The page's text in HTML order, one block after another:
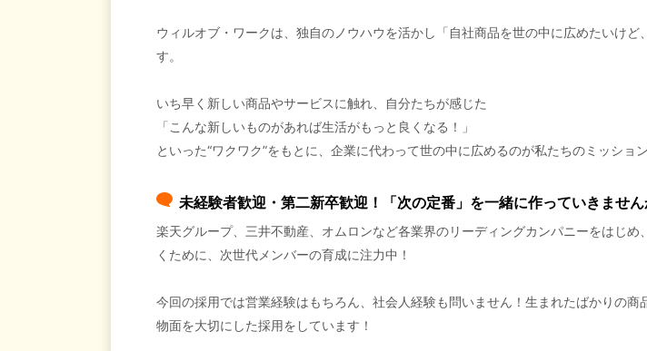
ウィルオブ・ワークは、独自のノウハウを活かし「自社商品を世の中に広めたいけ
す。
いち早く新しい商品やサービスに触れ、自分たちが感じた
「こんな新しいものがあれば生活がもっと良くなる！」
といった“ワクワク”をもとに、企業に代わって世の中に広めるのが私たちのミッション
未経験者歓迎・第二新卒歓迎！「次の定番」を一緒に作っていきません
楽天グループ、三井不動産、オムロンなど各業界のリーディングカンパニーをはじ
くために、次世代メンバーの育成に注力中！
今回の採用では営業経験はもちろん、社会人経験も問いません！生まれたばかりの
物面を大切にした採用をしています！